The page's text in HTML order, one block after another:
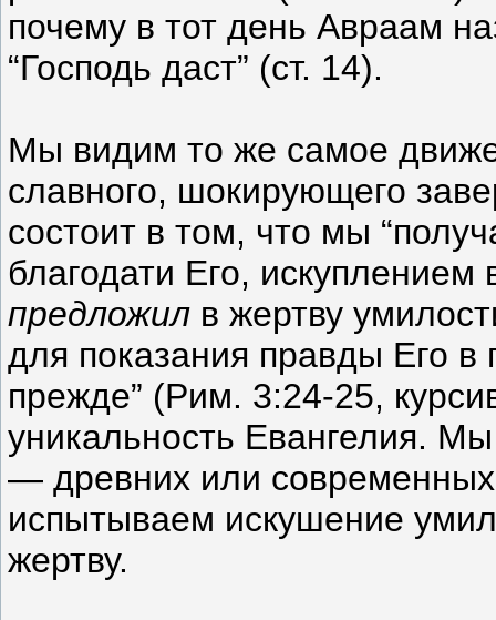
почему в тот день Авраам
“Господь даст” (ст. 14).
Мы видим то же самое
славного, шокирующего
состоит в том, что мы
благодати Его,
предложил в жертву
для показания правды Его
прежде” (Рим. 3:24-25,
уникальность Евангелия.
— древних или
испытываем искушение
жертву.